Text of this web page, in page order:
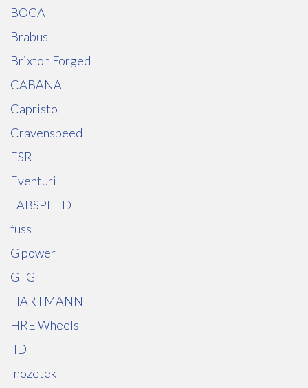
BOCA
Brabus
Brixton Forged
CABANA
Capristo
Cravenspeed
ESR
Eventuri
FABSPEED
fuss
G power
GFG
HARTMANN
HRE Wheels
IID
Inozetek